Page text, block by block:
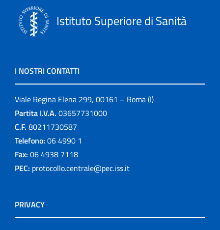
Istituto Superiore di Sanità
I NOSTRI CONTATTI
Viale Regina Elena 299, 00161 – Roma (I)
Partita I.V.A. 03657731000
C.F. 80211730587
Telefono: 06 4990 1
Fax: 06 4938 7118
PEC: protocollo.centrale@pec.iss.it
PRIVACY